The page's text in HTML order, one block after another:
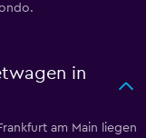
in
am Main liegen